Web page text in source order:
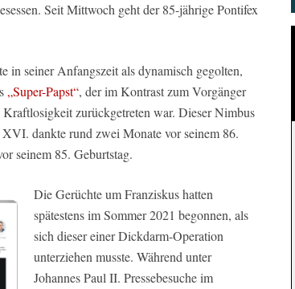
Seit Mittwoch geht der 85-jährige Pontifex
in seiner Anfangszeit als dynamisch gegolten,
„Super-Papst“, der im Kontrast zum Vorgänger
zurückgetreten war. Dieser Nimbus
dankte rund zwei Monate vor seinem 86.
seinem 85. Geburtstag.
Die Gerüchte um Franziskus hatten
spätestens im Sommer 2021 begonnen, als
sich dieser einer Dickdarm-Operation
unterziehen musste. Während unter
Johannes Paul II. Pressebesuche im